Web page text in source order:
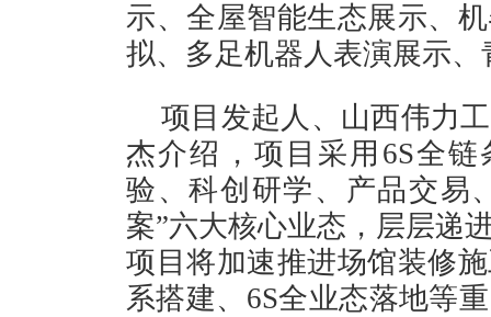
示、全屋智能生态展示、
拟、多足机器人表演展示
项目发起人、山西伟力
杰介绍，项目采用6S全
验、科创研学、产品交易
案”六大核心业态，层层递
项目将加速推进场馆装修
系搭建、6S全业态落地等